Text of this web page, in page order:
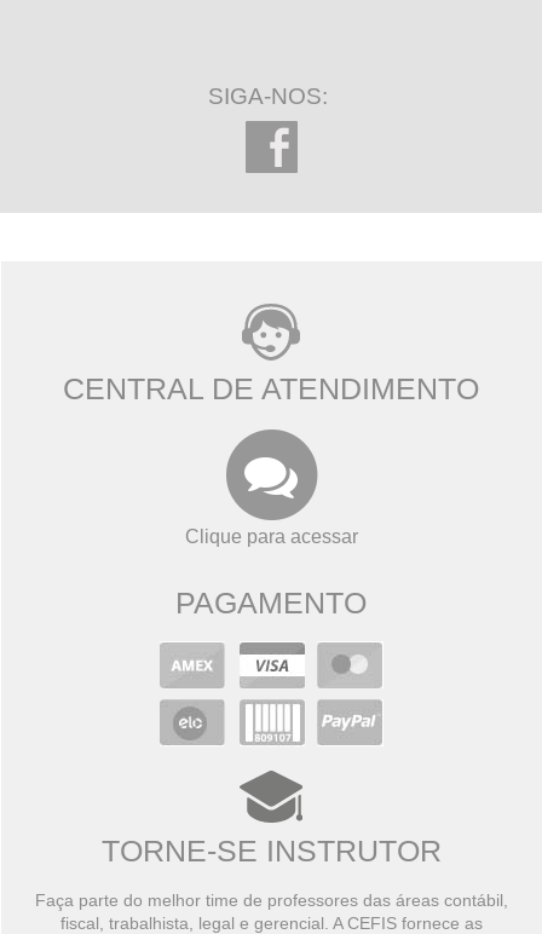
SIGA-NOS:
CENTRAL DE ATENDIMENTO
Clique para acessar
PAGAMENTO
TORNE-SE INSTRUTOR
Faça parte do melhor time de professores das áreas contábil,
fiscal, trabalhista, legal e gerencial. A CEFIS fornece as